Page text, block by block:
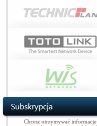
Chcesz otrzymywać informacje